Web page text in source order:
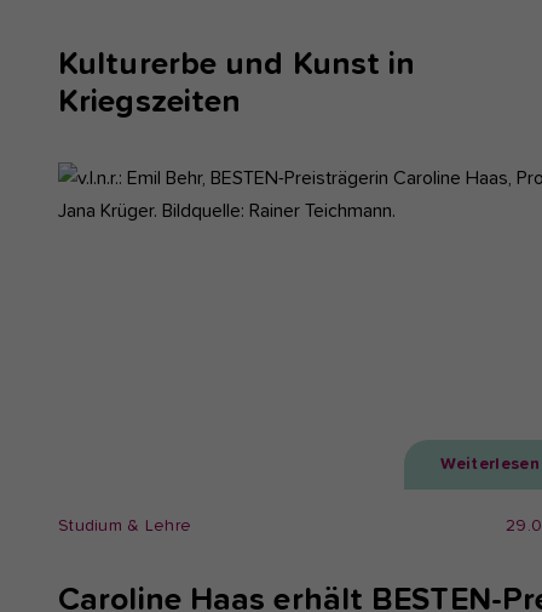
Kulturerbe und Kunst in
Kriegszeiten
Weiterlesen
Studium & Lehre
Caroline Haas erhält BESTEN-